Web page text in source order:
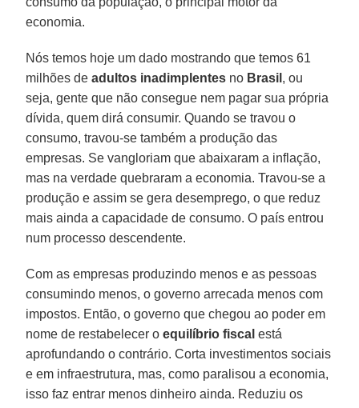
economia.
Nós temos hoje um dado mostrando que temos 61
milhões deadultos inadimplentes no Brasil , ou
seja, gente que não consegue nem pagar sua própria
dívida, quem dirá consumir. Quando se travou o
consumo, travou-se também a produção das
empresas. Se vangloriam que abaixaram a inflação,
mas na verdade quebraram a economia. Travou-se a
produção e assim se gera desemprego, o que reduz
mais ainda a capacidade de consumo. O país entrou
num processo descendente.
Com as empresas produzindo menos e as pessoas
consumindo menos, o governo arrecada menos com
impostos. Então, o governo que chegou ao poder em
nome de restabelecer oequilíbrio fiscal está
aprofundando o contrário. Corta investimentos sociais
e em infraestrutura, mas, como paralisou a economia,
isso faz entrar menos dinheiro ainda. Reduziu os